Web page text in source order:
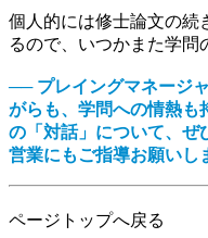
個人的には修士論文の続
るので、いつかまた学問
── プレイングマネージ
がらも、学問への情熱も
の「対話」について、ぜ
営業にもご指導お願いし
ページトップへ戻る